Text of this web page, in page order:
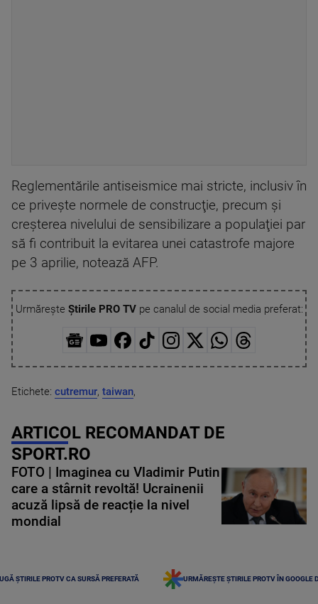
Reglementările antiseismice mai stricte, inclusiv în
ce priveşte normele de construcţie, precum şi
creşterea nivelului de sensibilizare a populaţiei par
să fi contribuit la evitarea unei catastrofe majore
pe 3 aprilie, notează AFP.
Urmărește Știrile PRO TVpe canalul de social media preferat:
Etichete: cutremur, taiwan,
ARTICOL RECOMANDAT DE
SPORT.RO
FOTO | Imaginea cu Vladimir Putin
care a stârnit revoltă! Ucrainenii
acuză lipsă de reacție la nivel
mondial
ȘTIRILE PROTV CA SURSĂ PREFERATĂ URMĂREȘTE ȘTIRILE PROTV ÎN GOOGLE